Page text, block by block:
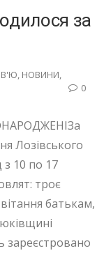
за
, НОВИНИ,
0
Лозівського
10 по 17
троє
батькам,
зареєстровано